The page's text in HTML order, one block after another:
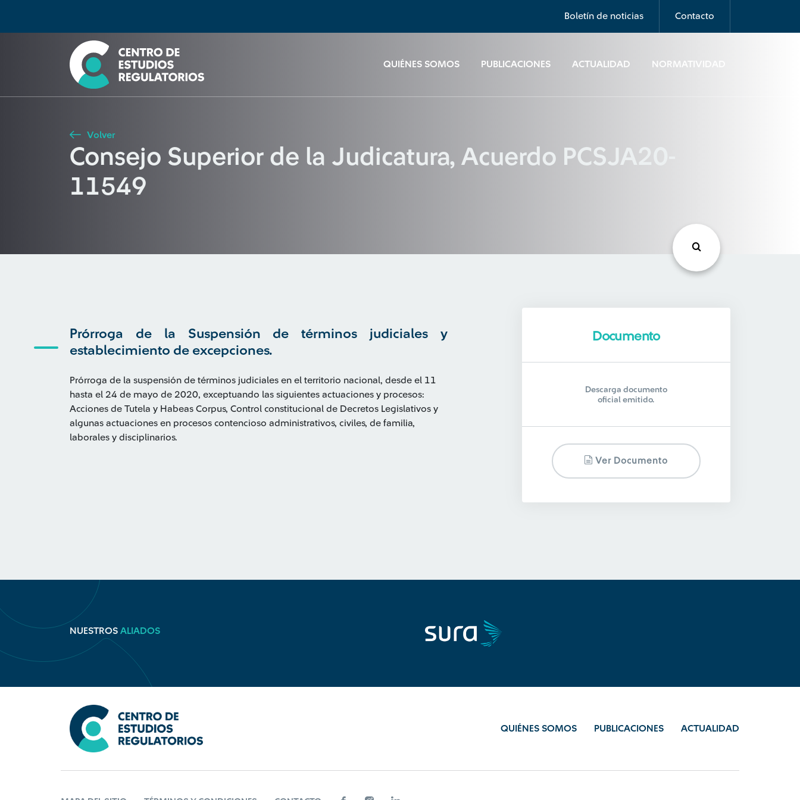
Boletín de noticias Contacto
QUIÉNES SOMOS PUBLICACIONES ACTUALIDAD NORMATIVIDAD
Seleccione país
Buscar
Volver
Consejo Superior de la Judicatura, Acuerdo PCSJA20-
11549
Prórroga de la Suspensión de términos judiciales y
establecimiento de excepciones.
Prórroga de la suspensión de términos judiciales en el territorio nacional, desde el 11
hasta el 24 de mayo de 2020, exceptuando las siguientes actuaciones y procesos:
Acciones de Tutela y Habeas Corpus, Control constitucional de Decretos Legislativos y
algunas actuaciones en procesos contencioso administrativos, civiles, de familia,
laborales y disciplinarios.
Documento
Descarga documento
oficial emitido.
Ver Documento
NUESTROS ALIADOS
QUIÉNES SOMOS PUBLICACIONES ACTUALIDAD